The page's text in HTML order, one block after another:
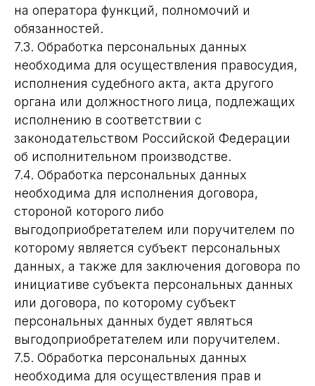
на оператора функций, полномочий и
обязанностей.
7.3. Обработка персональных данных
необходима для осуществления правосудия,
исполнения судебного акта, акта другого
органа или должностного лица, подлежащих
исполнению в соответствии с
законодательством Российской Федерации
об исполнительном производстве.
7.4. Обработка персональных данных
необходима для исполнения договора,
стороной которого либо
выгодоприобретателем или поручителем по
которому является субъект персональных
данных, а также для заключения договора по
инициативе субъекта персональных данных
или договора, по которому субъект
персональных данных будет являться
выгодоприобретателем или поручителем.
7.5. Обработка персональных данных
необходима для осуществления прав и